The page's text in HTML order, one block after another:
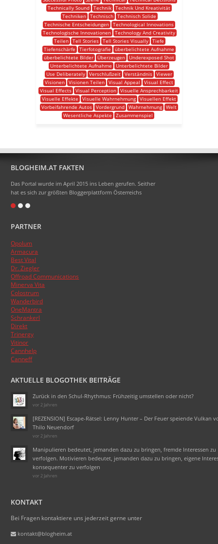
Technically Sound Technik Technik Und Kreativität
Techniken
Technisch
Technisch Solide
Technische Entscheidungen Technological Innovations
Technologische Innovationen Technology And Creativity
Teilen Tell Stories Tell Stories Visually Tiefe
Tiefenschärfe
Tierfotografie
überbelichtete Aufnahme
überbelichtete Bilder
Überzeugen
Underexposed Shot
Unterbelichtete Aufnahme
Unterbelichtete Bilder
Use Deliberately
Verschlußzeit Verständnis
Viewer
Visionen Visionen Teilen Visual Appeal
Visual Effect
Visual Effects Visual Perception Visuelle Ansprechbarkeit
Visuelle Effekte
Visuelle Wahrnehmung Visuellen Effekt
Vorbeifahrende Autos Vordergrund Wahrnehmung Welt
Wesentliche Aspekte
Zusammenspiel
BLOGHEIM.AT FAKTEN
Das Portal wurde im April 2015 ins Leben gerufen. Seither
hat es sich zur größten Bloggerplattform Österreichs
nur Blogheim dazu. Die Domainendung .at sollte zum
:)
Das Topblogranking wurde im Laufe der Zeit schon
mehrmals umgestellt, basiert aber nun endlich auf den
Besucherzahlen der Blogs.
PARTNER
Opolum
Armacura
Best Vital
Dr. Ziegler
Offroad Communications
Minerva Vita
Colostrum
Wanderbird
OneMantra
Schrankerl
Direkt
Trinergy
Vitinor
Cannhelp
Canneff
AKTUELLE BLOGOTHEK BEITRÄGE
Zurück in den Schul-Rhythmus: Frühzeitig umstellen oder nicht?
vor 2 Jahren
[REZENSION] Escape-Rätsel: Lenny Hunter – Der Feuer speiende Vulkan
Thilo Neuendorf
vor 2 Jahren
Manipulieren bedeutet, jemanden dazu zu bringen, fremde Interessen zu
verfolgen. Motivieren bedeutet, jemanden dazu zu bringen, eigene
konsequenter zu verfolgen
vor 2 Jahren
KONTAKT
Bei Fragen kontaktiere uns jederzeit gerne unter
kontakt@blogheim.at